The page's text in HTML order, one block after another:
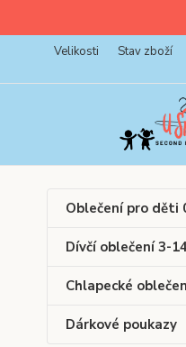
Velikosti Stav zboží
Oblečení pro děti
Dívčí oblečení 3-
Chlapecké
Dárkové poukazy